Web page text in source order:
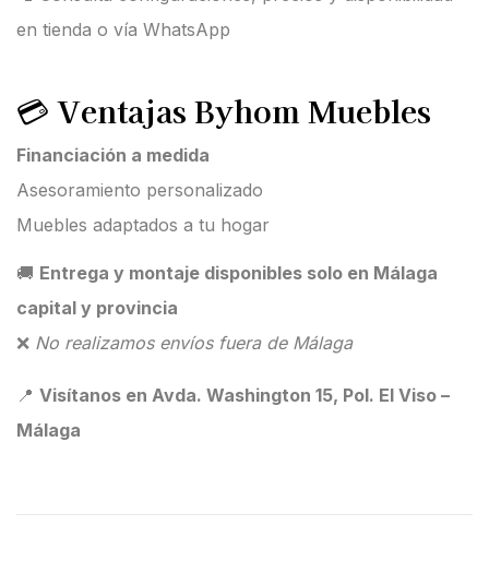
en tienda o vía WhatsApp
💳 Ventajas Byhom Muebles
Financiación a medida
Asesoramiento personalizado
Muebles adaptados a tu hogar
🚚 Entrega y montaje disponibles solo en Málaga
capital y provincia
❌ No realizamos envíos fuera de Málaga
📍 Visítanos en Avda. Washington 15, Pol. El Viso –
Málaga